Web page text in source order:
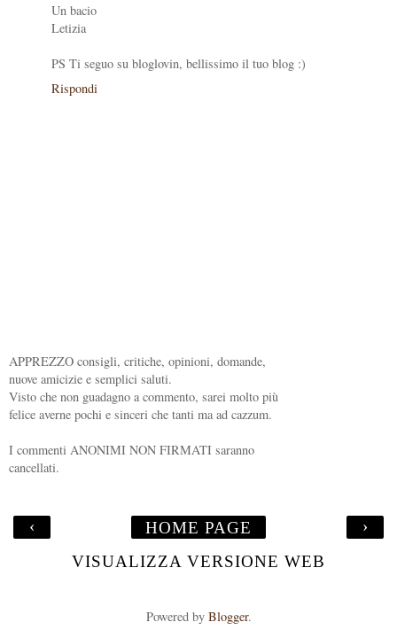
Un bacio
Letizia
PS Ti seguo su bloglovin, bellissimo il tuo blog :)
Rispondi
APPREZZO consigli, critiche, opinioni, domande,
nuove amicizie e semplici saluti.
Visto che non guadagno a commento, sarei molto più
felice averne pochi e sinceri che tanti ma ad cazzum.
I commenti ANONIMI NON FIRMATI saranno
cancellati.
‹ ›
HOME PAGE
VISUALIZZA VERSIONE WEB
Powered by Blogger.